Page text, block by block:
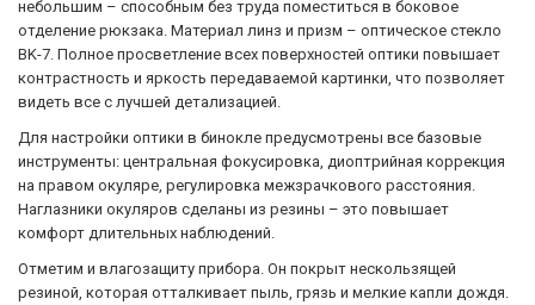
небольшим – способным без труда поместиться в боковое
отделение рюкзака. Материал линз и призм – оптическое стекло
BK-7. Полное просветление всех поверхностей оптики повышает
контрастность и яркость передаваемой картинки, что позволяет
видеть все с лучшей детализацией.
Для настройки оптики в бинокле предусмотрены все базовые
инструменты: центральная фокусировка, диоптрийная коррекция
на правом окуляре, регулировка межзрачкового расстояния.
Наглазники окуляров сделаны из резины – это повышает
комфорт длительных наблюдений.
Отметим и влагозащиту прибора. Он покрыт нескользящей
резиной, которая отталкивает пыль, грязь и мелкие капли дождя.